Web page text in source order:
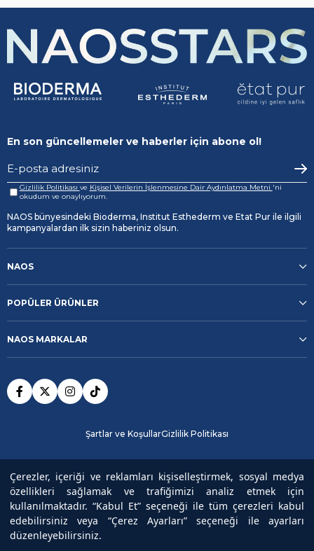
Çerezler, içeriği ve reklamları kişiselleştirmek, sosyal medya
özellikleri sağlamak ve trafiğimizi analiz etmek için
kullanılmaktadır. “Kabul Et” seçeneği ile tüm çerezleri kabul
edebilirsiniz veya “Çerez Ayarları” seçeneği ile ayarları
düzenleyebilirsiniz.
En son güncellemeler ve haberler için abone ol!
Gizlilik Politikası ve Kişisel Verilerin İşlenmesine Dair Aydınlatma Metni 'ni
okudum ve onaylıyorum.
NAOS bünyesindeki Bioderma, Institut Esthederm ve Etat Pur ile ilgili
kampanyalardan ilk sizin haberiniz olsun.
NAOS
POPÜLER ÜRÜNLER
NAOS MARKALAR
Şartlar ve KoşullarGizlilik Politikası
Copyright© 2025 NAOSAll rights reserved.